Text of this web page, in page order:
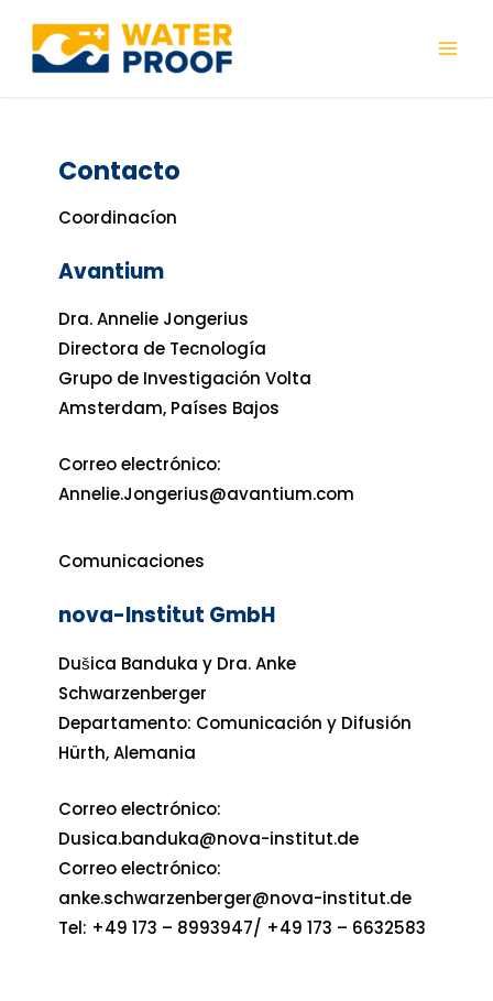
contenido
Contacto
Coordinacíon
Avantium
Dra. Annelie Jongerius
Directora de Tecnología
Grupo de Investigación Volta
Amsterdam, Países Bajos
Correo electrónico:
Annelie.Jongerius@avantium.com
Comunicaciones
nova-Institut GmbH
Dušica Banduka y Dra. Anke
Schwarzenberger
Departamento: Comunicación y Difusión
Hürth, Alemania
Correo electrónico:
Dusica.banduka@nova-institut.de
Correo electrónico:
anke.schwarzenberger@nova-institut.de
Tel: +49 173 – 8993947/ +49 173 – 6632583